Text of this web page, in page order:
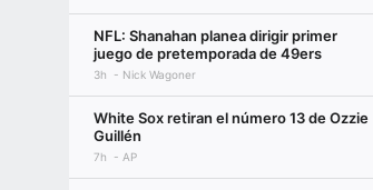
NFL: Shanahan planea dirigir primer
juego de pretemporada de 49ers
3h Nick Wagoner
White Sox retiran el número 13 de Ozzie
Guillén
7h AP